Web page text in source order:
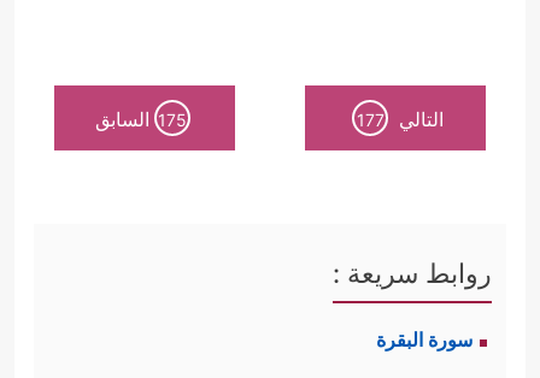
التالي 177
175 السابق
روابط سريعة :
سورة البقرة